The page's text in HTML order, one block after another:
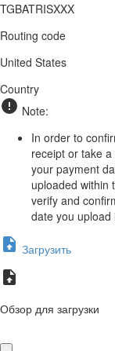
TGBATRISXXX
Routing code
United States
Country
Note:
In order to
receipt or take
your payment
uploaded within
verify and
date you upload
Загрузить
Обзор для загрузки